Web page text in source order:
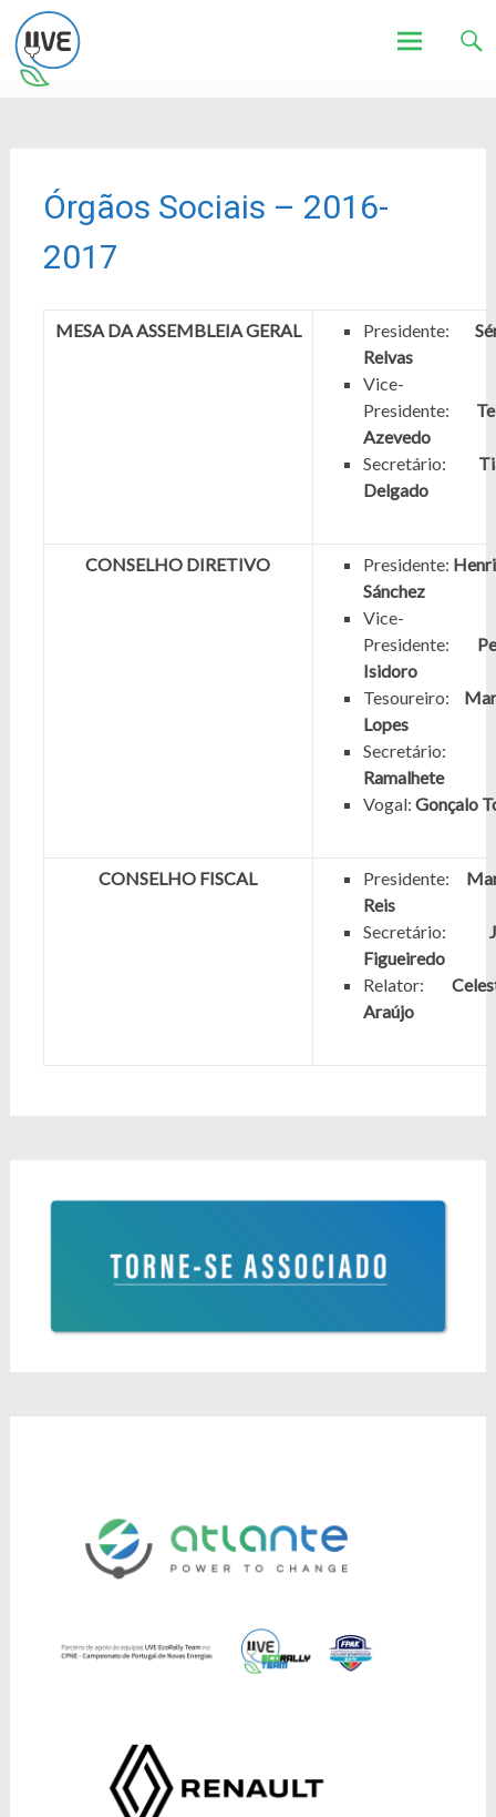
Órgãos Sociais – 2016-
2017
MESA DA ASSEMBLEIA GERAL Presidente:
Relvas
Vice-
Presidente:
Azevedo
Secretário:
Delgado
CONSELHO DIRETIVO Presidente:
Sánchez
Vice-
Presidente:
Isidoro
Tesoureiro:
Lopes
Ramalhete
Vogal: Gonçalo
CONSELHO FISCAL Presidente:
Reis
Secretário:
Figueiredo
Relator:
Araújo